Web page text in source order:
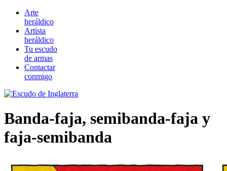
Arte
heráldico
Artista
heráldico
Tu escudo
de armas
Contactar
conmigo
Banda-faja, semibanda-faja y
faja-semibanda